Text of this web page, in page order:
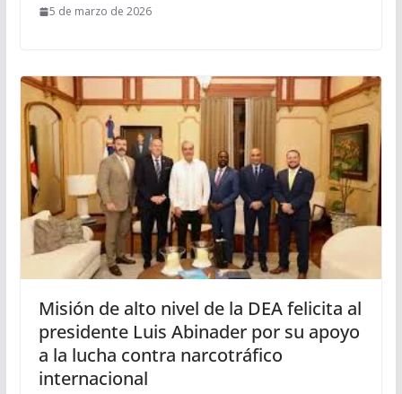
5 de marzo de 2026
Misión de alto nivel de la DEA felicita al
presidente Luis Abinader por su apoyo
a la lucha contra narcotráfico
internacional